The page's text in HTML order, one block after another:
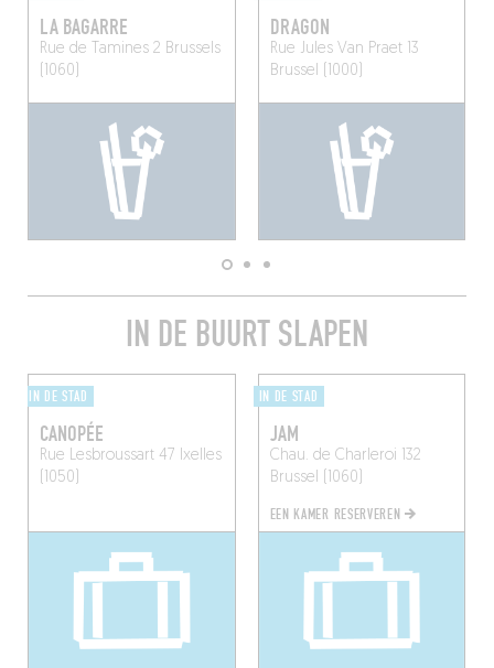
LA BAGARRE
Rue de Tamines 2 Brussels
(1060)
DRAGON
Rue Jules Van Praet 13
Brussel (1000)
IN DE BUURT SLAPEN
IN DE STAD
CANOPÉE
Rue Lesbroussart 47 Ixelles
(1050)
IN DE STAD
JAM
Chau. de Charleroi 132
Brussel (1060)
EEN KAMER RESERVEREN